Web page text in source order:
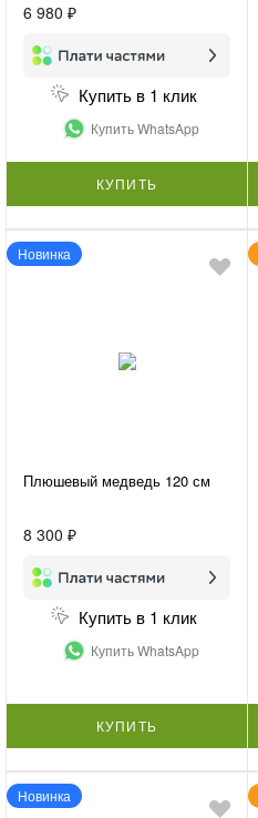
6 980 ₽
Купить в 1 клик
Купить WhatsApp
КУПИТЬ
Новинка
Плюшевый медведь 120 см
8 300 ₽
Купить в 1 клик
Купить WhatsApp
КУПИТЬ
Новинка